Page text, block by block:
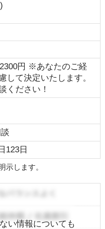
円 ※あなたのご経
して決定いたします。
ください！
123日
示します。
い情報についても